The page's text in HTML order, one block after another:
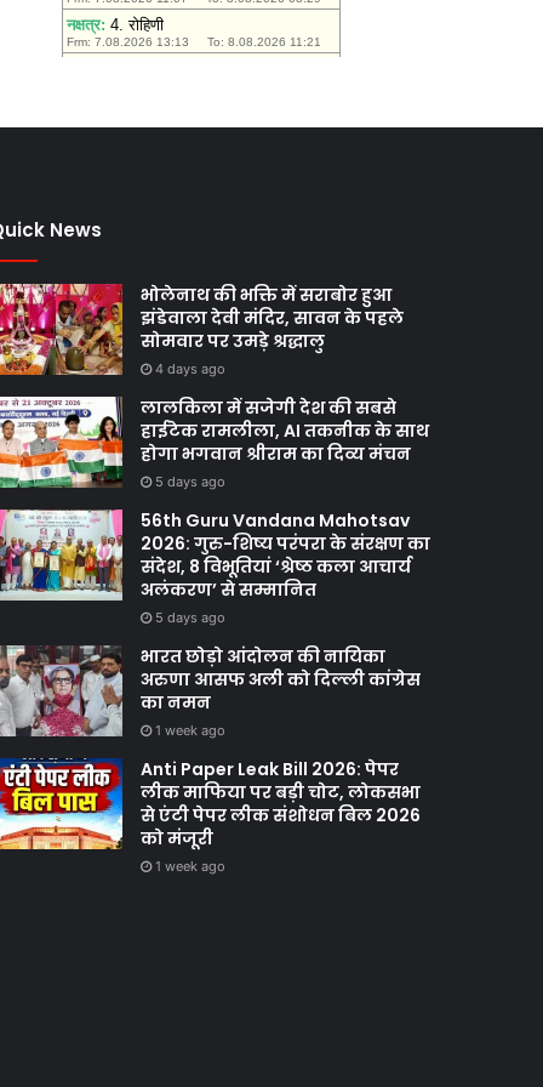
News
भोलेनाथ की भक्ति में सराबोर हुआ
झंडेवाला देवी मंदिर, सावन के पहले
सोमवार पर उमड़े श्रद्धालु
4 days ago
लालकिला में सजेगी देश की सबसे
हाईटेक रामलीला, AI तकनीक के साथ
होगा भगवान श्रीराम का दिव्य मंचन
5 days ago
56th Guru Vandana Mahotsav
2026: गुरु-शिष्य परंपरा के संरक्षण का
संदेश, 8 विभूतियां ‘श्रेष्ठ कला आचार्य
अलंकरण’ से सम्मानित
5 days ago
भारत छोड़ो आंदोलन की नायिका
अरुणा आसफ अली को दिल्ली कांग्रेस
का नमन
1 week ago
Anti Paper Leak Bill 2026: पेपर
लीक माफिया पर बड़ी चोट, लोकसभा
से एंटी पेपर लीक संशोधन बिल 2026
को मंजूरी
1 week ago